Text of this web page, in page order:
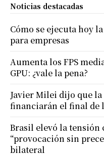
Noticias destacadas
Cómo se ejecuta hoy
para empresas
Aumenta los FPS
GPU: ¿vale la pena?
Javier Milei dijo que
financiarán el final de
Brasil elevó la tensión
“provocación sin
bilateral